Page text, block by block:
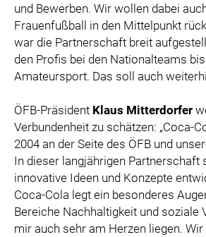
und Bewerben. Wir wollen dabei
Frauenfußball in den Mittelpunkt
war die Partnerschaft breit
den Profis bei den Nationalteams
Amateursport. Das soll auch
ÖFB-Präsident Klaus Mitterdorfer
Verbundenheit zu schätzen: „Coca-
2004 an der Seite des ÖFB und
In dieser langjährigen Partnerschaft
innovative Ideen und Konzepte
Coca-Cola legt ein besonderes
Bereiche Nachhaltigkeit und soziale
mir auch sehr am Herzen liegen.